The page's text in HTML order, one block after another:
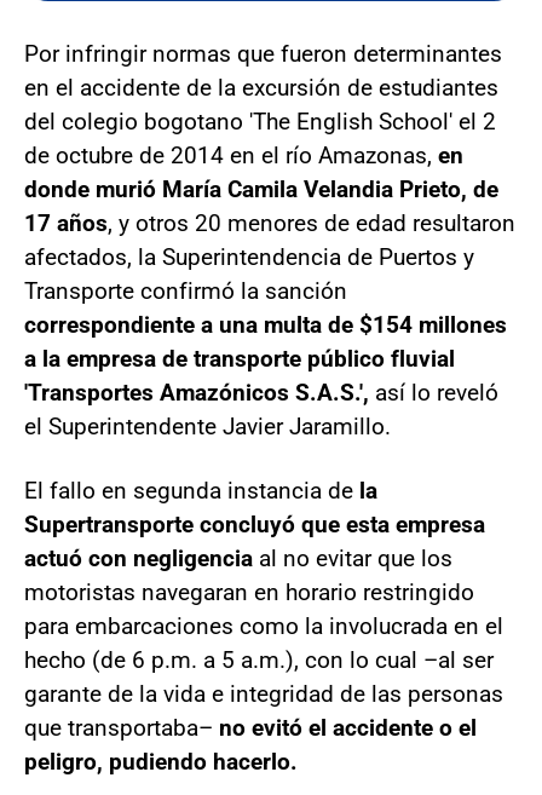
Por infringir normas que fueron determinantes
en el accidente de la excursión de estudiantes
del colegio bogotano 'The English School' el 2
de octubre de 2014 en el río Amazonas, en
donde murió María Camila Velandia Prieto, de
17 años, y otros 20 menores de edad resultaron
afectados, la Superintendencia de Puertos y
Transporte confirmó la sanción
correspondiente a una multa de $154 millones
a la empresa de transporte público fluvial
'Transportes Amazónicos S.A.S.', así lo reveló
el Superintendente Javier Jaramillo.
El fallo en segunda instancia de la
Supertransporte concluyó que esta empresa
actuó con negligencia al no evitar que los
motoristas navegaran en horario restringido
para embarcaciones como la involucrada en el
hecho (de 6 p.m. a 5 a.m.), con lo cual –al ser
garante de la vida e integridad de las personas
que transportaba– no evitó el accidente o el
peligro, pudiendo hacerlo.